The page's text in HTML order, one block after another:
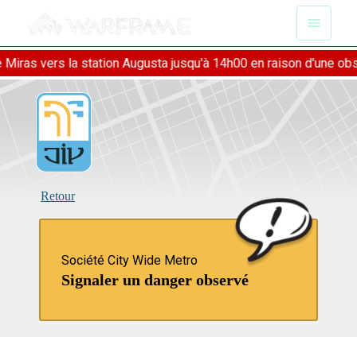
vers la station Augusta jusqu'à 14h00 en raison d'une
Retour
Société City Wide Metro
Signaler un danger observé